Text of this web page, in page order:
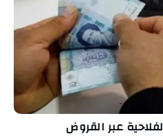
عبر القروض